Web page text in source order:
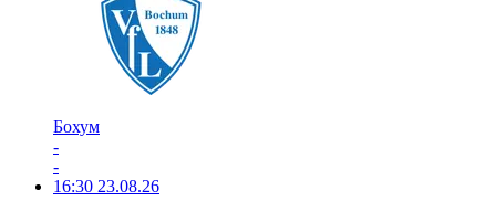
Бохум
-
-
16:30 23.08.26